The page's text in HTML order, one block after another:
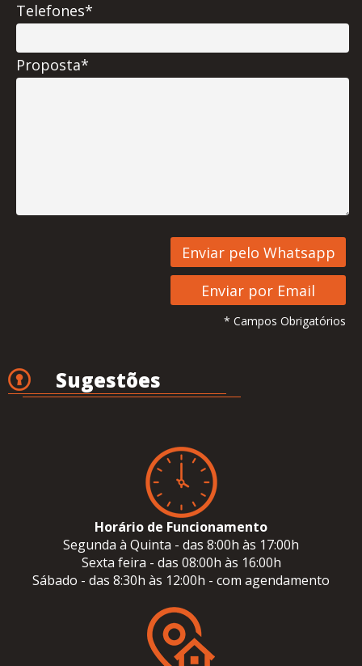
Telefones*
Proposta*
* Campos Obrigatórios
Sugestões
Horário de Funcionamento
Segunda à Quinta - das 8:00h às 17:00h
Sexta feira - das 08:00h às 16:00h
Sábado - das 8:30h às 12:00h - com agendamento